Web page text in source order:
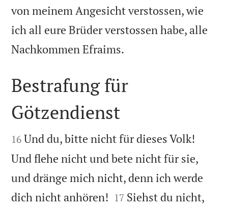
von meinem Angesicht verstossen, wie
ich all eure Brüder verstossen habe, alle
Nachkommen Efraims.

Bestrafung für
Götzendienst

16 Und du, bitte nicht für dieses Volk!
Und flehe nicht und bete nicht für sie,
und dränge mich nicht, denn ich werde
dich nicht anhören! 

17 Siehst du nicht,